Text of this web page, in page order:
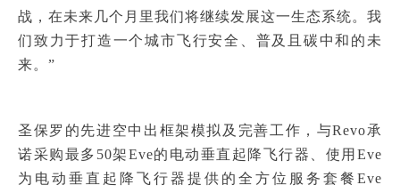
战，在未来几个月里我们将继续发展这一生态系统。我
们致力于打造一个城市飞行安全、普及且碳中和的未
来。”
圣保罗的先进空中出框架模拟及完善工作，与Revo承
诺采购最多50架Eve的电动垂直起降飞行器、使用Eve
为电动垂直起降飞行器提供的全方位服务套餐Eve